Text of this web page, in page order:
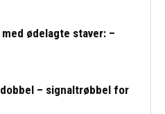
ødelagte staver: –
– signaltrøbbel for